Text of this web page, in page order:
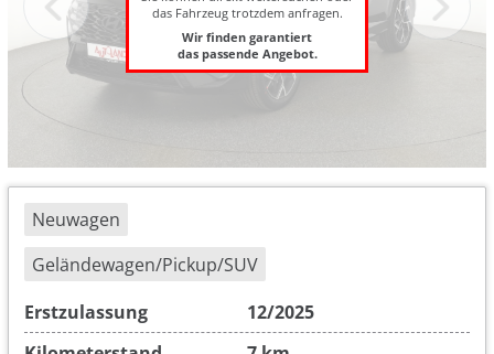
das Fahrzeug trotzdem anfragen.
Wir finden garantiert
das passende Angebot.
Neuwagen
Geländewagen/Pickup/SUV
Erstzulassung
12/2025